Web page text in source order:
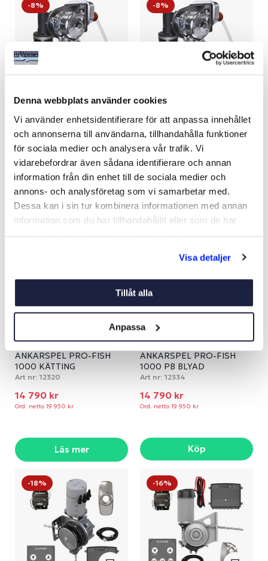
Denna webbplats använder cookies
Vi använder enhetsidentifierare för att anpassa innehållet
och annonserna till användarna, tillhandahålla funktioner
för sociala medier och analysera vår trafik. Vi
vidarebefordrar även sådana identifierare och annan
information från din enhet till de sociala medier och
annons- och analysföretag som vi samarbetar med.
Dessa kan i sin tur kombinera informationen med annan
information som du har tillhandahållit eller som de har
Visa detaljer
Tillåt alla
Anpassa
-8%
ANKARSPEL BALDER X
Art nr: 12800
15 690 kr
Ord. netto 16 995 kr
Köp
-8%
ANKARSPEL BALDER X
900W PAKET INKL FJÄRR
Art nr: 12802
18 490 kr
Ord. netto 19 995 kr
Köp
ANKARSPEL PRO-FISH
1000 KÄTTING
Art nr: 12320
14 790 kr
Ord. netto 19 950 kr
Läs mer
ANKARSPEL PRO-FISH
1000 PB BLYAD
Art nr: 12334
14 790 kr
Ord. netto 19 950 kr
Köp
-18% -16%